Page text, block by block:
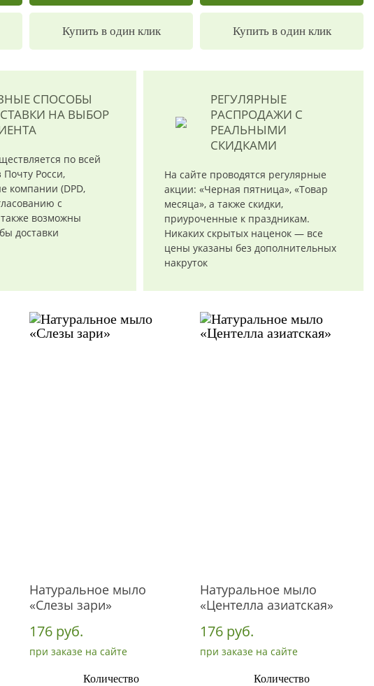
Купить в один клик Купить в один клик
СПОСОБЫ
НА ВЫБОР
по всей
Почту Росси,
компании (DPD,
с
возможны
доставки
РЕГУЛЯРНЫЕ
РАСПРОДАЖИ С
РЕАЛЬНЫМИ
СКИДКАМИ
На сайте проводятся регулярные
акции: «Черная пятница», «Товар
месяца», а также скидки,
приуроченные к праздникам.
Никаких скрытых наценок — все
цены указаны без дополнительных
накруток
Натуральное мыло
«Слезы зари»
176 руб.
при заказе на сайте
Количество
Натуральное мыло
«Центелла азиатская»
176 руб.
при заказе на сайте
Количество